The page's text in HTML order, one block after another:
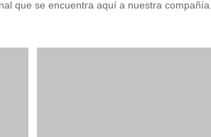
que se encuentra aquí a nuestra compañía.